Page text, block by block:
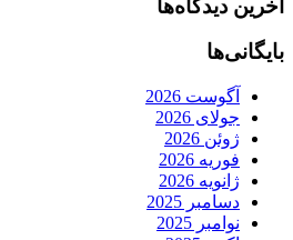
آخرین دیدگاه‌ها
بایگانی‌ها
آگوست 2026
جولای 2026
ژوئن 2026
فوریه 2026
ژانویه 2026
دسامبر 2025
نوامبر 2025